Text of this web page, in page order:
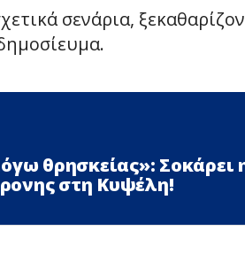
σενάρια,
θρησκείας»: Σοκάρει
στη Κυψέλη!